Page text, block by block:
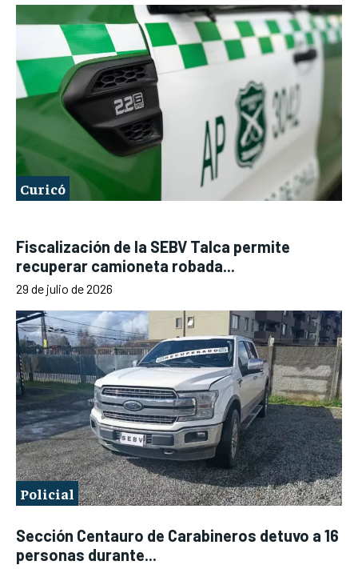
Curicó
Fiscalización de la SEBV Talca permite
recuperar camioneta robada...
29 de julio de 2026
Policial
Sección Centauro de Carabineros detuvo a 16
personas durante...